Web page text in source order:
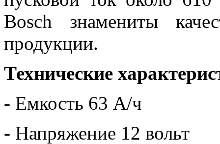
Bosch знамениты
продукции.
Технические
- Емкость 63 А/ч
- Напряжение 12 вольт